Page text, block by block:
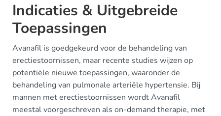
Indicaties & Uitgebreide
Toepassingen
Avanafil is goedgekeurd voor de behandeling van
erectiestoornissen, maar recente studies wijzen op
potentiële nieuwe toepassingen, waaronder de
behandeling van pulmonale arteriële hypertensie. Bij
mannen met erectiestoornissen wordt Avanafil
meestal voorgeschreven als on-demand therapie, met